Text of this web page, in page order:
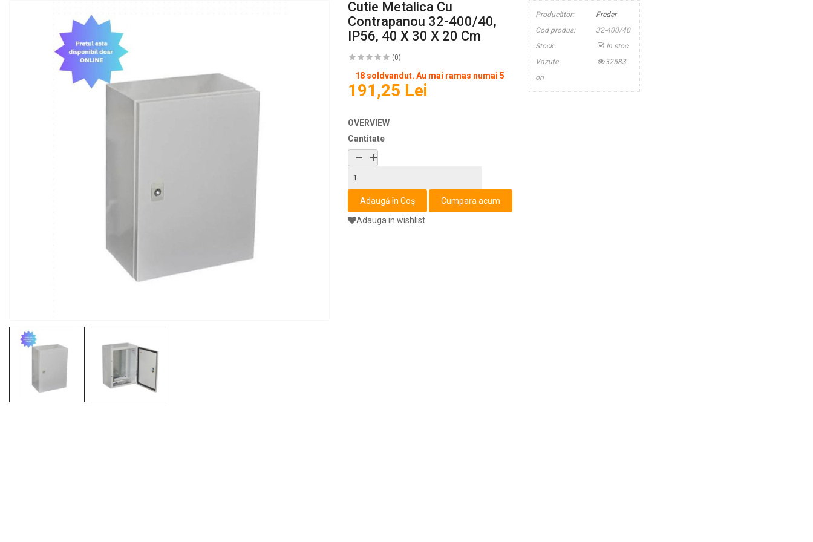
Cutie Metalica Cu
Contrapanou 32-400/40,
IP56, 40 X 30 X 20 Cm
(0)
18 soldvandut. Au mai ramas numai 5
191,25 Lei
Producător:
Freder
Cod produs:
32-400/40
Stock
In stoc
Vazute
32583
ori
OVERVIEW
Cantitate
Adauga in wishlist